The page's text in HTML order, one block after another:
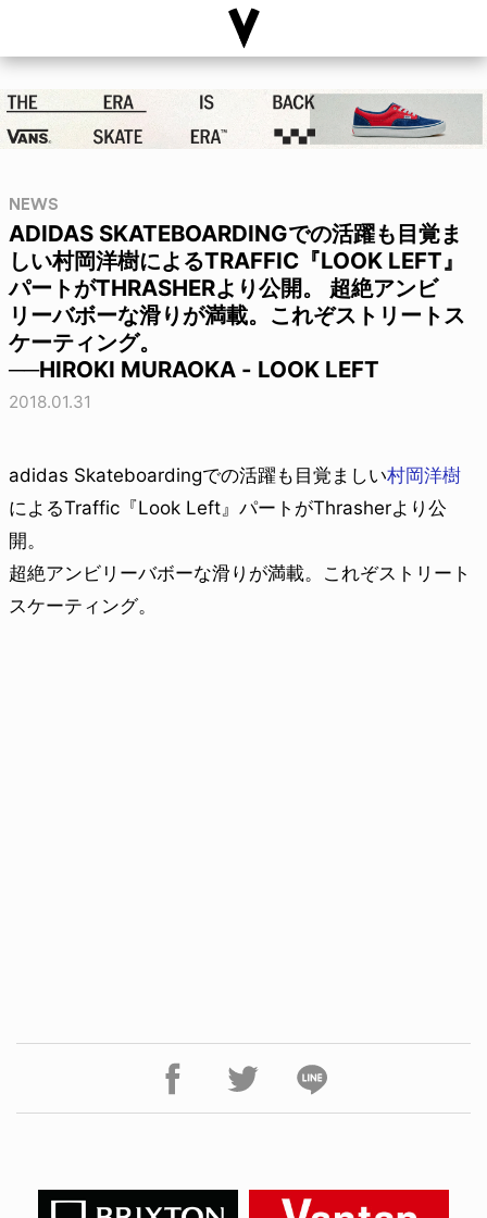
NEWS
ADIDAS SKATEBOARDINGでの活躍も目覚ま
しい村岡洋樹によるTRAFFIC『LOOK LEFT』
パートがTHRASHERより公開。 超絶アンビ
リーバボーな滑りが満載。これぞストリートス
ケーティング。
──HIROKI MURAOKA - LOOK LEFT
2018.01.31
adidas Skateboardingでの活躍も目覚ましい村岡洋樹
によるTraffic『Look Left』パートがThrasherより公
開。
超絶アンビリーバボーな滑りが満載。これぞストリート
スケーティング。